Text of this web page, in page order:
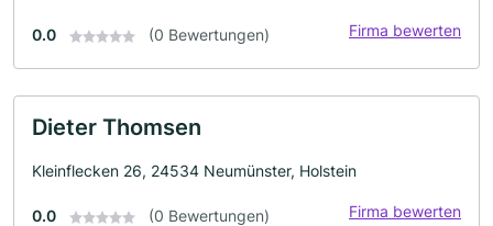
0.0 (0 Bewertungen) Firma bewerten
Dieter Thomsen
Kleinflecken 26, 24534 Neumünster, Holstein
0.0 (0 Bewertungen) Firma bewerten